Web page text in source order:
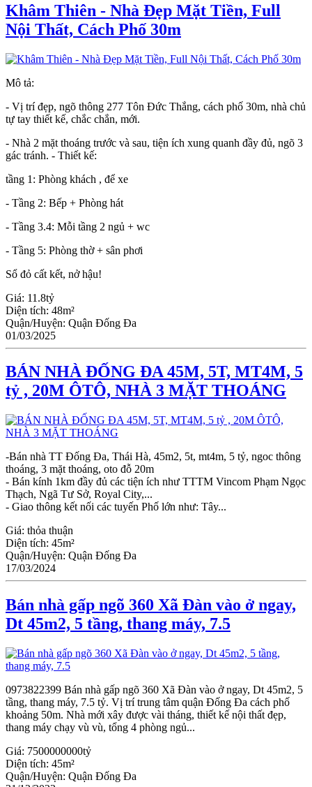
Khâm Thiên - Nhà Đẹp Mặt Tiền, Full
Nội Thất, Cách Phố 30m
Mô tả:
- Vị trí đẹp, ngõ thông 277 Tôn Đức Thắng, cách phố 30m, nhà chủ
tự tay thiết kế, chắc chắn, mới.
- Nhà 2 mặt thoáng trước và sau, tiện ích xung quanh đầy đủ, ngõ 3
gác tránh. - Thiết kế:
tầng 1: Phòng khách , để xe
- Tầng 2: Bếp + Phòng hát
- Tầng 3.4: Mỗi tầng 2 ngủ + wc
- Tầng 5: Phòng thờ + sân phơi
Sổ đỏ cất kết, nở hậu!
Giá: 11.8tỷ
Diện tích: 48m²
Quận/Huyện: Quận Đống Đa
01/03/2025
BÁN NHÀ ĐỐNG ĐA 45M, 5T, MT4M, 5
tỷ , 20M ÔTÔ, NHÀ 3 MẶT THOÁNG
-Bán nhà TT Đống Đa, Thái Hà, 45m2, 5t, mt4m, 5 tỷ, ngoc thông
thoáng, 3 mặt thoáng, oto đỗ 20m
- Bán kính 1km đầy đủ các tiện ích như TTTM Vincom Phạm Ngọc
Thạch, Ngã Tư Sở, Royal City,...
- Giao thông kết nối các tuyến Phố lớn như: Tây...
Giá: thỏa thuận
Diện tích: 45m²
Quận/Huyện: Quận Đống Đa
17/03/2024
Bán nhà gấp ngõ 360 Xã Đàn vào ở ngay,
Dt 45m2, 5 tầng, thang máy, 7.5
0973822399 Bán nhà gấp ngõ 360 Xã Đàn vào ở ngay, Dt 45m2, 5
tầng, thang máy, 7.5 tỷ. Vị trí trung tâm quận Đống Đa cách phố
khoảng 50m. Nhà mới xây được vài tháng, thiết kế nội thất đẹp,
thang máy chạy vù vù, tổng 4 phòng ngủ...
Giá: 7500000000tỷ
Diện tích: 45m²
Quận/Huyện: Quận Đống Đa